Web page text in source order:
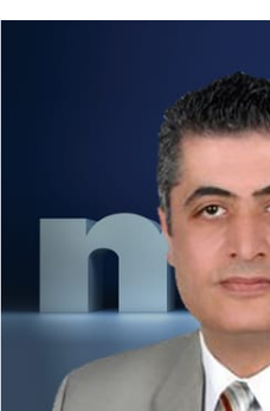
ناس
فن
رياضة